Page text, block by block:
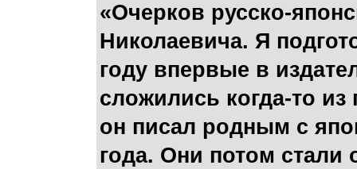
«Очерков русско-
Николаевича. Я
году впервые в
сложились когда-то
он писал родным с
года. Они потом